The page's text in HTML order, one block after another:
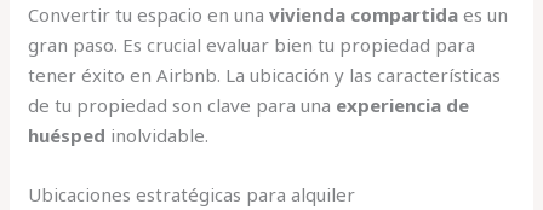
Convertir tu espacio en unavivienda compartida es un
gran paso. Es crucial evaluar bien tu propiedad para
tener éxito en Airbnb. La ubicación y las características
de tu propiedad son clave para una experiencia de
huésped inolvidable.
Ubicaciones estratégicas para alquiler